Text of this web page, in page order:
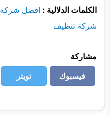
الكلمات الدلالية : افضل
شركة تنظيف
مشاركة
فيسبوك
فيسبوك
تويتر
تويتر